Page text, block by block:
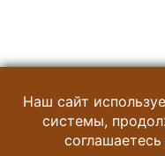
Наш сайт
системы,
соглашаетесь